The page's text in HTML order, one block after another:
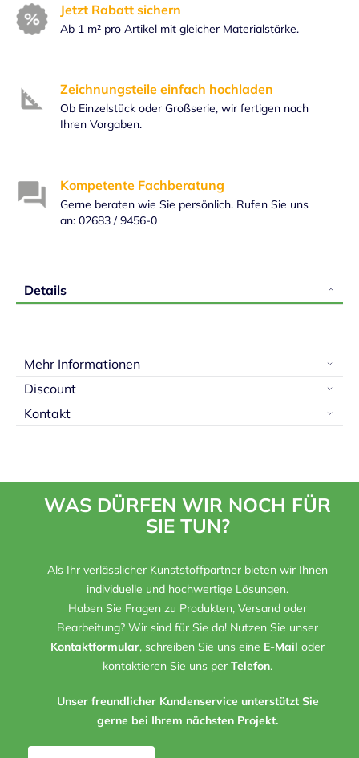
Jetzt Rabatt sichern
Ab 1 m² pro Artikel mit gleicher Materialstärke.
Zeichnungsteile einfach hochladen
Ob Einzelstück oder Großserie, wir fertigen nach
Ihren Vorgaben.
Kompetente Fachberatung
Gerne beraten wie Sie persönlich. Rufen Sie uns
an: 02683 / 9456-0
Details
Mehr Informationen
Discount
Kontakt
WAS DÜRFEN WIR NOCH FÜR
SIE TUN?
Als Ihr verlässlicher Kunststoffpartner bieten wir Ihnen
individuelle und hochwertige Lösungen.
Haben Sie Fragen zu Produkten, Versand oder
Bearbeitung? Wir sind für Sie da! Nutzen Sie unser
Kontaktformular, schreiben Sie uns eine E-Mail oder
kontaktieren Sie uns per Telefon.
Unser freundlicher Kundenservice unterstützt Sie
gerne bei Ihrem nächsten Projekt.